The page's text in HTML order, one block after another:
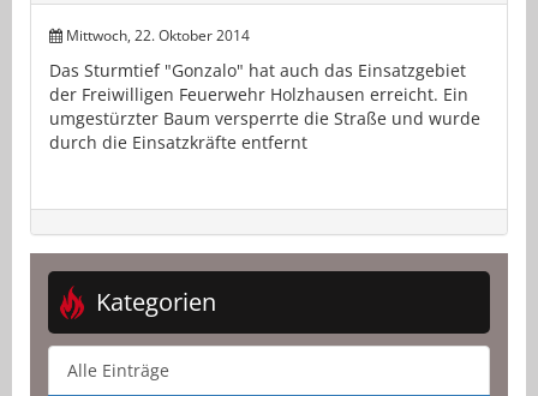
Mittwoch, 22. Oktober 2014
Das Sturmtief "Gonzalo" hat auch das Einsatzgebiet
der Freiwilligen Feuerwehr Holzhausen erreicht. Ein
umgestürzter Baum versperrte die Straße und wurde
durch die Einsatzkräfte entfernt
Kategorien
Alle Einträge